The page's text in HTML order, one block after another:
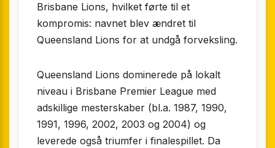
Brisbane Lions, hvilket førte til et
kompromis: navnet blev ændret til
Queensland Lions for at undgå forveksling.
Queensland Lions dominerede på lokalt
niveau i Brisbane Premier League med
adskillige mesterskaber (bl.a. 1987, 1990,
1991, 1996, 2002, 2003 og 2004) og
leverede også triumfer i finalespillet. Da